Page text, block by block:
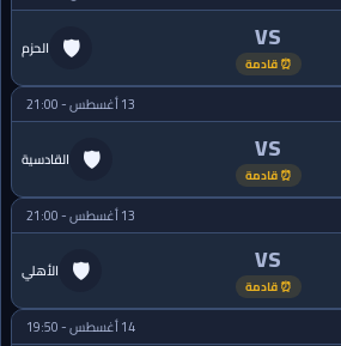
VS
⏰ قادمة
الحزم 🛡
13 أغسطس - 21:00
VS
⏰ قادمة
القادسية 🛡
13 أغسطس - 21:00
VS
⏰ قادمة
الأهلي 🛡
14 أغسطس - 19:50